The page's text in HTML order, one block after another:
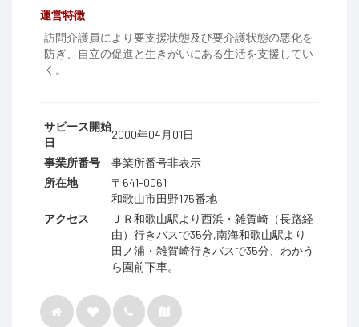
運営特徴
訪問介護員により要支援状態及び要介護状態の悪化を
防ぎ、自立の促進と生きがいにある生活を支援してい
く。
サビース開始
日
2000年04月01日
事業所番号
事業所番号非表示
所在地
〒641-0061
和歌山市田野175番地
アクセス
ＪＲ和歌山駅より西浜・雑賀崎（長路経
由）行きバスで35分,南海和歌山駅より
田ノ浦・雑賀崎行きバスで35分、わかう
ら園前下車。